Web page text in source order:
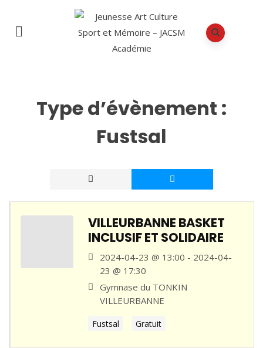
Type d’évènement :
Fustsal
VILLEURBANNE BASKET
INCLUSIF ET SOLIDAIRE
2024-04-23 @ 13:00 - 2024-04-
23 @ 17:30
Gymnase du TONKIN
VILLEURBANNE
Fustsal Gratuit